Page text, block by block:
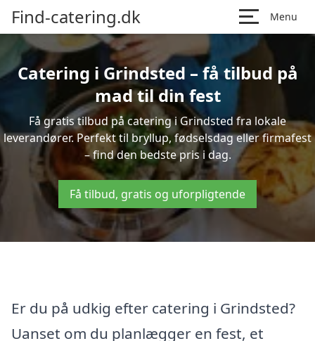
Find-catering.dk Menu
Catering i Grindsted – få tilbud på
mad til din fest
Få gratis tilbud på catering i Grindsted fra lokale
leverandører. Perfekt til bryllup, fødselsdag eller firmafest
– find den bedste pris i dag.
Få tilbud, gratis og uforpligtende
Er du på udkig efter catering i Grindsted?
Uanset om du planlægger en fest, et